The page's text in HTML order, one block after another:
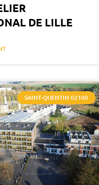
DE LILLE
SAINT-QUENTIN 02100